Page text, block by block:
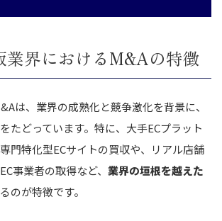
業界におけるM&Aの特徴
は、業界の成熟化と競争激化を背景に、
たどっています。特に、大手ECプラット
門特化型ECサイトの買収や、リアル店舗
事業者の取得など、 業界の垣根を越えた
のが特徴です。